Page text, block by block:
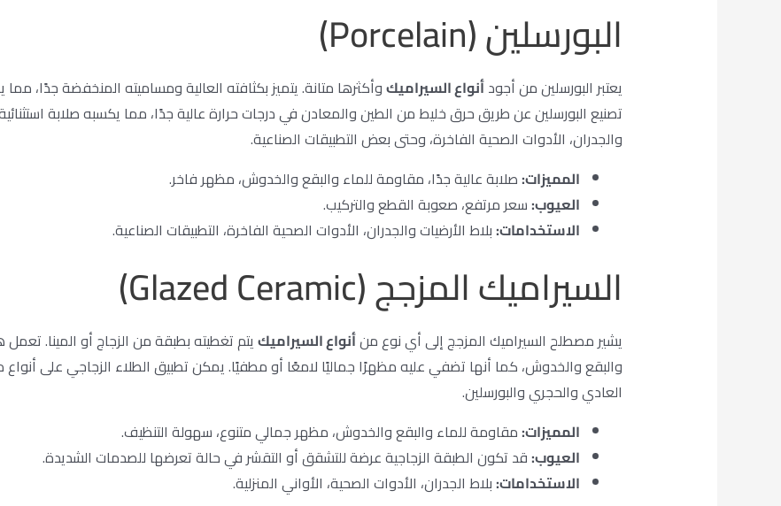
البورسلين (Porcelain)
يعتبر البورسلين من أجودأنواع السيراميكوأكثرها متانة. يتميز بكثافته العالية ومساميته المنخفضة جدًا،
تصنيع البورسلين عن طريق حرق خليط من الطين والمعادن في درجات حرارة عالية جدًا، مما يكسبه صلابة
والجدران، الأدوات الصحية الفاخرة، وحتى بعض التطبيقات الصناعية.
المميزات:صلابة عالية جدًا، مقاومة للماء والبقع والخدوش، مظهر فاخر.
العيوب:سعر مرتفع، صعوبة القطع والتركيب.
الاستخدامات:بلاط الأرضيات والجدران، الأدوات الصحية الفاخرة، التطبيقات الصناعية.
السيراميك المزجج (Glazed Ceramic)
يشير مصطلح السيراميك المزجج إلى أي نوع منأنواع السيراميكيتم تغطيته بطبقة من الزجاج أو المينا.
والبقع والخدوش، كما أنها تضفي عليه مظهرًا جماليًا لامعًا أو مطفيًا. يمكن تطبيق الطلاء الزجاجي على
العادي والحجري والبورسلين.
المميزات:مقاومة للماء والبقع والخدوش، مظهر جمالي متنوع، سهولة التنظيف.
العيوب:قد تكون الطبقة الزجاجية عرضة للتشقق أو التقشر في حالة تعرضها للصدمات الشديدة.
الاستخدامات:بلاط الجدران، الأدوات الصحية، الأواني المنزلية.